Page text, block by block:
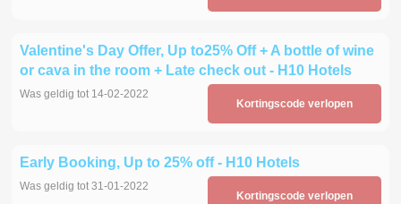
Valentine's Day Offer, Up to25% Off + A bottle of wine
or cava in the room + Late check out - H10 Hotels
Kortingscode verlopen
Was geldig tot 14-02-2022
Early Booking, Up to 25% off - H10 Hotels
Kortingscode verlopen
Was geldig tot 31-01-2022